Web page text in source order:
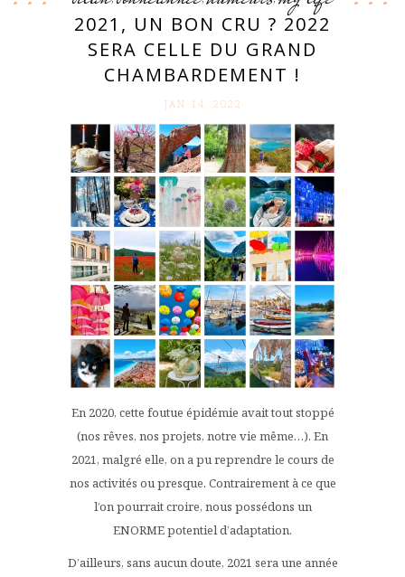
2021, UN BON CRU ? 2022
SERA CELLE DU GRAND
CHAMBARDEMENT !
JAN 14. 2022
En 2020, cette foutue épidémie avait tout stoppé
(nos rêves, nos projets, notre vie même…). En
2021, malgré elle, on a pu reprendre le cours de
nos activités ou presque. Contrairement à ce que
l’on pourrait croire, nous possédons un
ENORME potentiel d’adaptation.
D’ailleurs, sans aucun doute, 2021 sera une année